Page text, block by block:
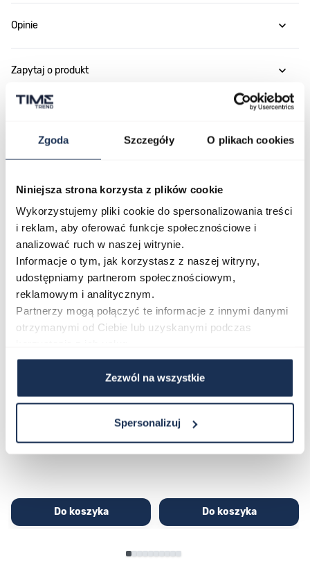
Zgoda Szczegóły O plikach cookies
Niniejsza strona korzysta z plików cookie
Wykorzystujemy pliki cookie do spersonalizowania treści
i reklam, aby oferować funkcje społecznościowe i
analizować ruch w naszej witrynie.
Informacje o tym, jak korzystasz z naszej witryny,
udostępniamy partnerom społecznościowym,
reklamowym i analitycznym.
Partnerzy mogą połączyć te informacje z innymi danymi
otrzymanymi od Ciebie lub uzyskanymi podczas
Zezwól na wszystkie
Spersonalizuj
Opinie
Zapytaj o produkt
Najczęściej kupowane
Poruszanie się po elementach karuzeli jest możliwe za pomocą
Naciśnij, aby pominąć karuzelę
Naciśnij, aby przejść do nawigacji karuzeli
1AVEF
251,00 zł279,00 zł
Do koszyka
9DMQYES
296,00 zł329,00 zł
Do koszyka